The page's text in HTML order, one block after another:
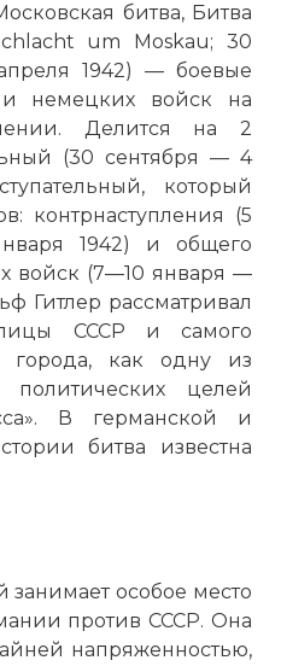
битва, Битва
um Moskau; 30
1942) — боевые
и немецких войск на
Делится на 2
(30 сентября — 4
который
контрнаступления (5
1942) и общего
войск (7—10 января —
Гитлер рассматривал
СССР и самого
города, как одну из
целей
В германской и
битва известна
особое место
против СССР. Она
напряженностью,